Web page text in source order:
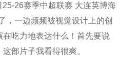
25-26赛季中超联赛 大连英博海
，一边频频被视觉设计上的创
吃力地表达什么！首先要说
部片子我看得很爽。